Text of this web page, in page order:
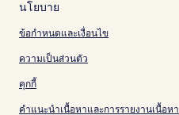
นโยบาย
ข้อกำหนดและเงื่อนไข
ความเป็นส่วนตัว
คุกกี้
คำแนะนำเนื้อหาและการรายงานเนื้อหา